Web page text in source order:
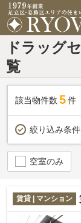
ドラッグ
覧
該当物件数 5件
絞り込み条件
空室のみ
賃貸 | マンション